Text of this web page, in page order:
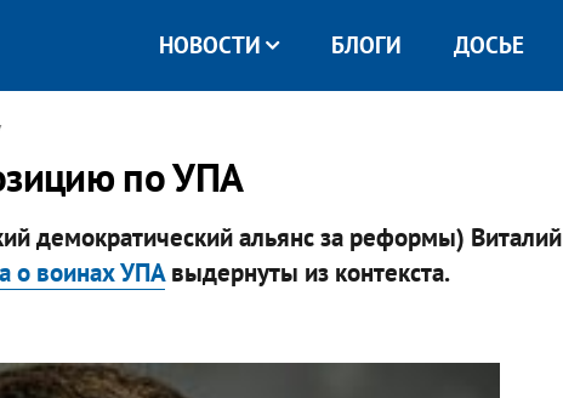
НОВОСТИ БЛОГИ ДОСЬЕ
по УПА
демократический альянс за реформы) Виталий
о воинах УПАвыдернуты из контекста.